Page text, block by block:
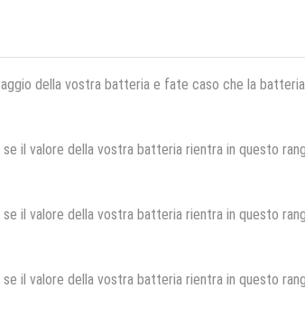
della vostra batteria e fate caso che la batteria
il valore della vostra batteria rientra in questo
il valore della vostra batteria rientra in questo
il valore della vostra batteria rientra in questo